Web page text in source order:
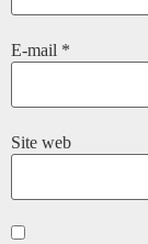
E-mail *
Site web